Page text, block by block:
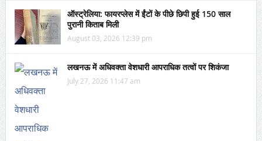
ऑस्ट्रेलिया: फायरप्लेस में ईंटों के पीछे छिपी हुई 150 साल
पुरानी किताब मिली
August 03, 2026 12:39 pm
लखनऊ में अधिवक्ता वेशधारी आपराधिक तत्वों पर शिकंजा
July 27, 2026 11:47 am